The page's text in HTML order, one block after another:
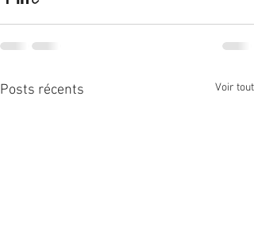
Posts récents Voir tout